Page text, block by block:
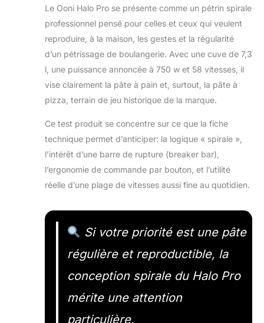
Le Ooni Halo Pro se présente comme un pétrin spirale
professionnel pensé pour celles et ceux qui veulent
reproduire, à la maison, les gestes et la régularité
d’un pétrissage de boulangerie. Avec une cuve de 7,3
l, une puissance annoncée à 750 w et 58 vitesses, il
vise clairement la pâte à pain et, surtout, la pâte à
pizza, terrain de jeu historique de la marque.
Ce test produit se concentre sur ce que la fiche
technique permet d’anticiper: la logique « spirale »,
l’intérêt d’une barre de rupture (breaker bar),
l’ergonomie de commande par bouton, et l’utilité
réelle d’une plage de vitesses aussi fine au quotidien.
Si votre priorité est une pâte
régulière et reproductible, la
conception spirale du Halo Pro
mérite une attention
particulière.